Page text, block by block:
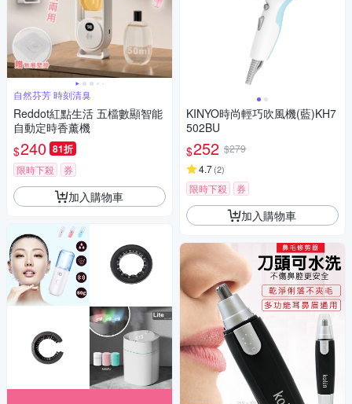
自然芬芳 時刻清臭
Reddot紅點生活 五檔數顯智能
自動定時香薰機
$240 81折
限時下殺 券
加入購物車
KINYO時尚輕巧吹風機(藍)KH7
502BU
$252 $279
4.7(2)
限時下殺 券
加入購物車